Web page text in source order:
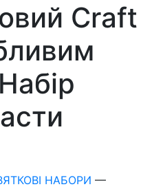
Craft
НАБОРИ —